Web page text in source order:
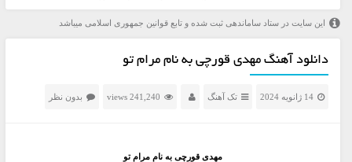
این سایت در ستاد ساماندهی ثبت شده و تابع قوانین جمهوری اسلامی میباشد
دانلود آهنگ مهدی قورچی به نام مرام تو
14 ژانویه 2024 تک آهنگ 241,240 views بدون نظر
مهدی قورچی به نام مرام تو